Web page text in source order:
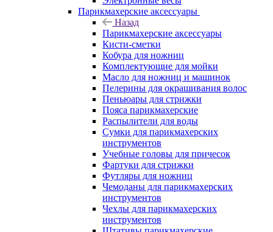
Парикмахерские аксессуары
Назад
Парикмахерские аксессуары
Кисти-сметки
Кобура для ножниц
Комплектующие для мойки
Масло для ножниц и машинок
Пелерины для окрашивания волос
Пеньюары для стрижки
Пояса парикмахерские
Распылители для воды
Сумки для парикмахерских
инструментов
Учебные головы для причесок
Фартуки для стрижки
Футляры для ножниц
Чемоданы для парикмахерских
инструментов
Чехлы для парикмахерских
инструментов